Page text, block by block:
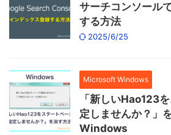
サーチコンソール
する方法
2025/6/25
Microsoft Windows
「新しいHao123
定しませんか？」
Windows